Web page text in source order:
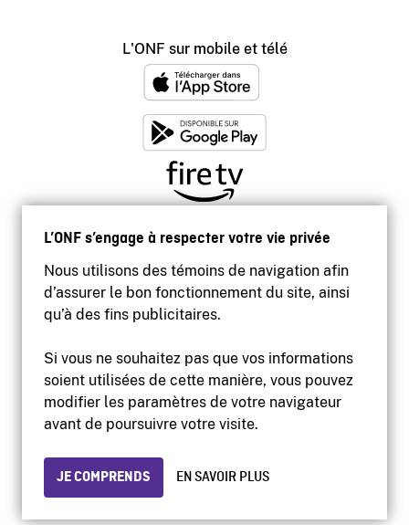
L’ONF s’engage à respecter votre vie privée
Nous utilisons des témoins de navigation afin
d’assurer le bon fonctionnement du site, ainsi
qu’à des fins publicitaires.
Si vous ne souhaitez pas que vos informations
soient utilisées de cette manière, vous pouvez
modifier les paramètres de votre navigateur
avant de poursuivre votre visite.
JE COMPRENDS EN SAVOIR PLUS
L'ONF sur mobile et télé
Accessibilité
Site institutionnel
Protection des renseignements personnels
© 2026 Office national du film du Canada